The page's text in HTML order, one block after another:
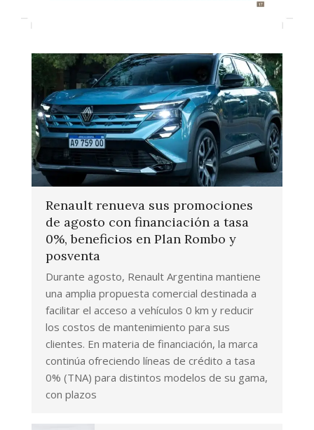
Renault renueva sus promociones
de agosto con financiación a tasa
0%, beneficios en Plan Rombo y
posventa
Durante agosto, Renault Argentina mantiene
una amplia propuesta comercial destinada a
facilitar el acceso a vehículos 0 km y reducir
los costos de mantenimiento para sus
clientes. En materia de financiación, la marca
continúa ofreciendo líneas de crédito a tasa
0% (TNA) para distintos modelos de su gama,
con plazos